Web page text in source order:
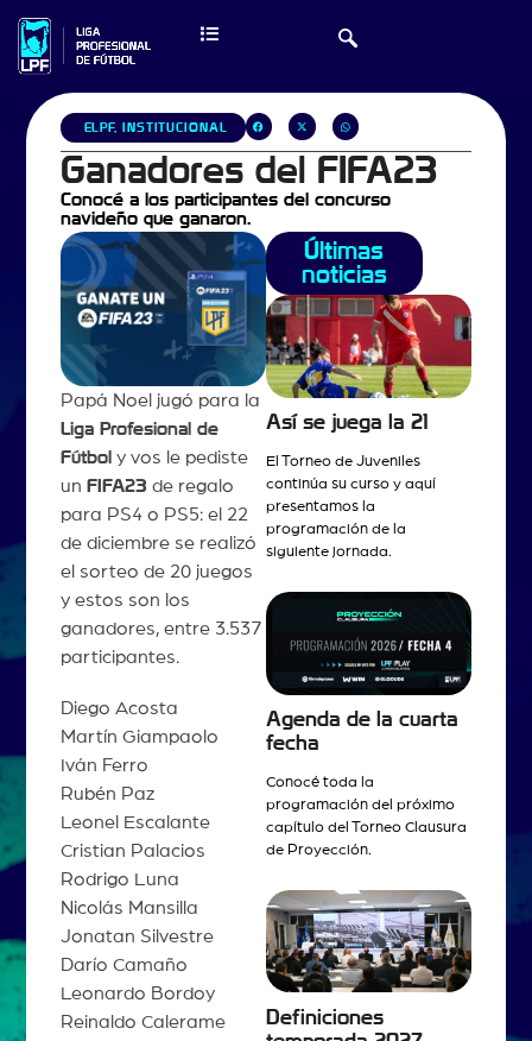
ELPF, INSTITUCIONAL
Ganadores del FIFA23
Conocé a los participantes del concurso
navideño que ganaron.
Papá Noel jugó para la
Liga Profesional de
Fútbol y vos le pediste
un FIFA23 de regalo
para PS4 o PS5: el 22
de diciembre se realizó
el sorteo de 20 juegos
y estos son los
ganadores, entre 3.537
participantes.
Diego Acosta
Martín Giampaolo
Iván Ferro
Rubén Paz
Leonel Escalante
Cristian Palacios
Rodrigo Luna
Nicolás Mansilla
Jonatan Silvestre
Darío Camaño
Leonardo Bordoy
Reinaldo Calerame
Últimas
noticias
Así se juega la 21
El Torneo de Juveniles
continúa su curso y aquí
presentamos la
programación de la
siguiente jornada.
Agenda de la cuarta
fecha
Conocé toda la
programación del próximo
capítulo del Torneo Clausura
de Proyección.
Definiciones